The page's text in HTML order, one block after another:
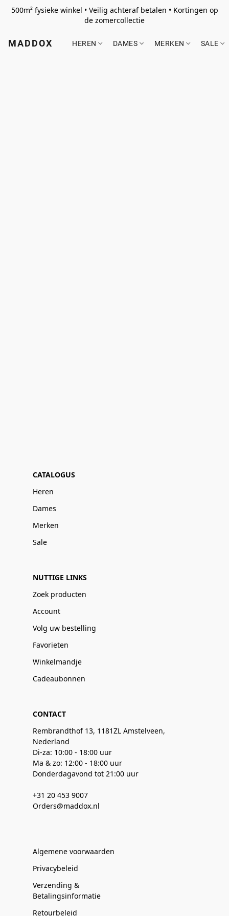
500m² fysieke winkel • Veilig achteraf betalen • Kortingen op
de zomercollectie
MADDOX HEREN DAMES MERKEN SALE
CATALOGUS
Heren
Dames
Merken
Sale
NUTTIGE LINKS
Zoek producten
Account
Volg uw bestelling
Favorieten
Winkelmandje
Cadeaubonnen
CONTACT
Rembrandthof 13, 1181ZL Amstelveen,
Nederland
Di-za: 10:00 - 18:00 uur
Ma & zo: 12:00 - 18:00 uur
Donderdagavond tot 21:00 uur
+31 20 453 9007
Orders@maddox.nl
Algemene voorwaarden
Privacybeleid
Verzending &
Betalingsinformatie
Retourbeleid